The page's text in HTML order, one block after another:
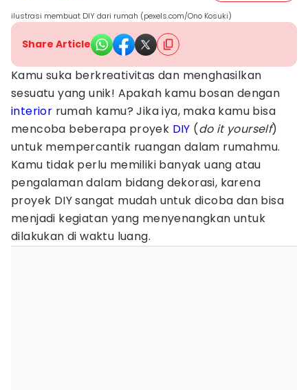
ilustrasi membuat DIY dari rumah (pexels.com/Ono Kosuki)
Share Article
Kamu suka berkreativitas dan menghasilkan
sesuatu yang unik! Apakah kamu bosan dengan
interior rumah kamu? Jika iya, maka kamu bisa
mencoba beberapa proyek DIY (do it yourself)
untuk mempercantik ruangan dalam rumahmu.
Kamu tidak perlu memiliki banyak uang atau
pengalaman dalam bidang dekorasi, karena
proyek DIY sangat mudah untuk dicoba dan bisa
menjadi kegiatan yang menyenangkan untuk
dilakukan di waktu luang.